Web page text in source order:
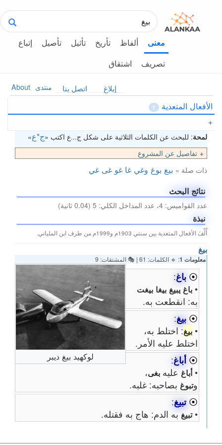
معنى ألفاظ تأريخ تأثيل تأصيل
إتباع
تصريف
اشتقاق
About منتدى اتصل بنا إبلاغ
الأفعال المتعدية 1
لمحة: للبحث عن الكلمات الثلاثية على شكل ج...ع اكتب «ج*ع»
تفاصيل عن المشروع
ذات صلة » بيغ بوغ وغي غا غو غى غي
نتائج البحث
عدد القواميس: 4، عدد المداخل الكلي: 5 (0.04 ثانية)
نبذة
أُلِّفَ الأفعال المتعدية بين سنتي 1903م و1999م من طرف ابن الملياني.
بيغ
معلومات 1 : 🔹 الكلمات: 61 | 🎭 المشتقات: 9
لوكهيد بيغ ديبر
⦿ باغ:
• باغ يبيغ بيغا بيغت
به: انقطعت به.
⦿ بيغ:
• بيغ: اختلط به،
اختلط عليه الأمر.
⦿ أباغ:
• أباغعليه بغى،
وتبوغبصاحبه: غلبه.
⦿ تبيغ:
• تبيغبه الدم: هاج به فقتله.